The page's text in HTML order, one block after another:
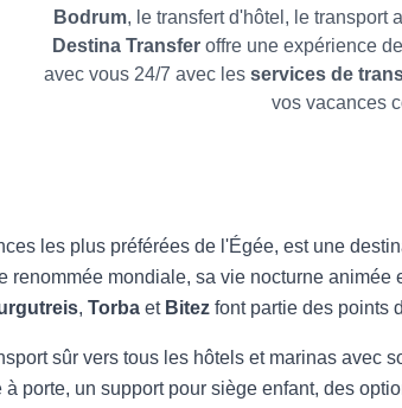
Bodrum, le transfert d'hôtel, le transport
Destina Transfer offre une expérience
avec vous 24/7 avec les services de
vos vacances
les plus préférées de l'Égée, est une
renommée mondiale, sa vie nocturne animée
, Torba et Bitez font partie des points
sûr vers tous les hôtels et marinas avec
porte, un support pour siège enfant, des